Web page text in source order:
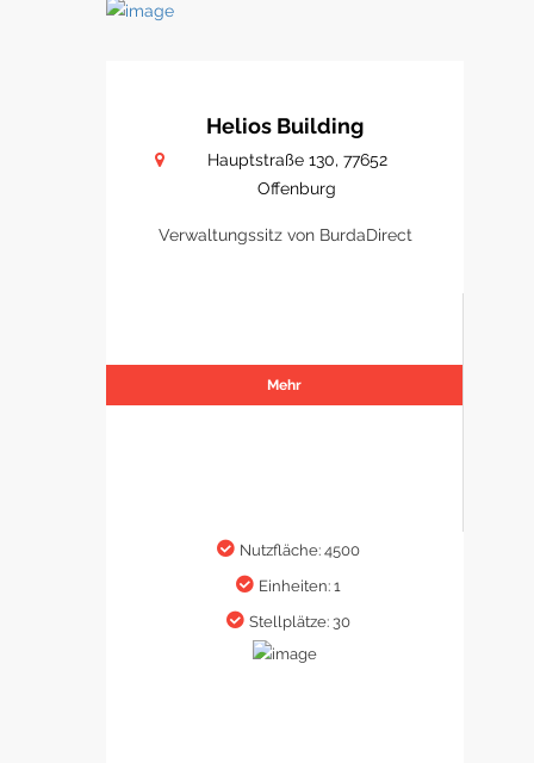
Helios Building
Hauptstraße 130, 77652
Offenburg
Verwaltungssitz von BurdaDirect
Mehr
Nutzfläche: 4500
Einheiten: 1
Stellplätze: 30